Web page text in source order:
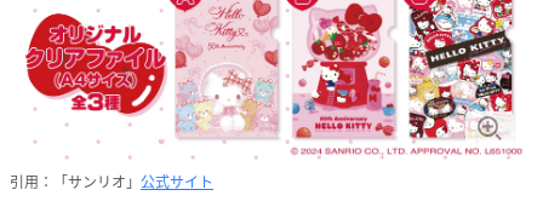
引用：「サンリオ」 公式サイト